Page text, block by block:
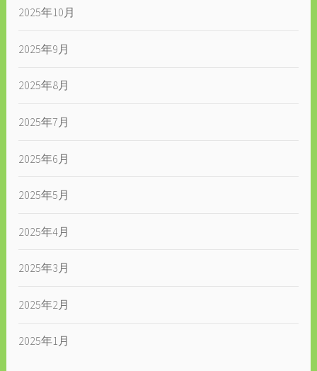
2025年10月
2025年9月
2025年8月
2025年7月
2025年6月
2025年5月
2025年4月
2025年3月
2025年2月
2025年1月